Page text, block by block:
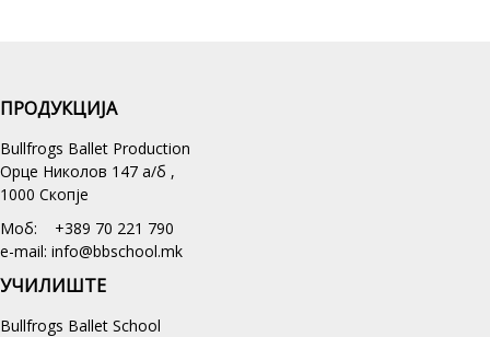
ПРОДУКЦИЈА
Bullfrogs Ballet Production
Орце Николов 147 а/б ,
1000 Скопје
Моб: +389 70 221 790
e-mail: info@bbschool.mk
УЧИЛИШТЕ
Bullfrogs Ballet School